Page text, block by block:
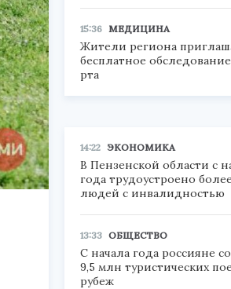
15:36 МЕДИЦИНА
Жители региона
бесплатное
рта
14:22 ЭКОНОМИКА
В Пензенской области с
года трудоустроено
людей с инвалидностью
13:33 ОБЩЕСТВО
С начала года россияне
9,5 млн туристических
рубеж